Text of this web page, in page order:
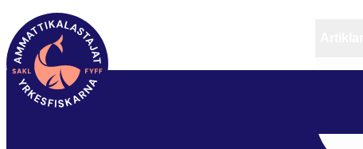
FYFF ARTIKLAR